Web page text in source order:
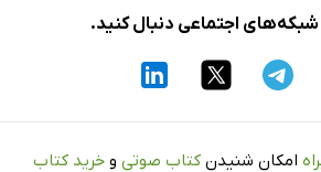
شبکه‌های اجتماعی دنبال کنید.
امکان شنیدن کتاب صوتی و خرید کتاب